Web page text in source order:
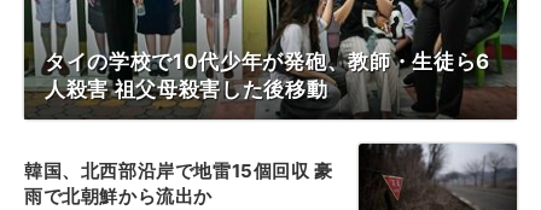
タイの学校で10代少年が発砲、教師・生徒ら6
人殺害 祖父母殺害した後移動
韓国、北西部沿岸で地雷15個回収 豪
雨で北朝鮮から流出か